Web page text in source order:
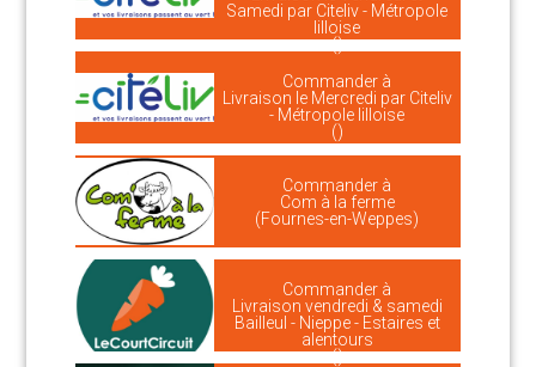
Samedi par Citeliv - Métropole
lilloise
()
Commander à
Livraison le Mercredi par Citeliv
- Métropole lilloise
()
Commander à
Com à la ferme
(Fournes-en-Weppes)
Commander à
Livraison vendredi & samedi
Bailleul - Nieppe - Estaires et
alentours
()